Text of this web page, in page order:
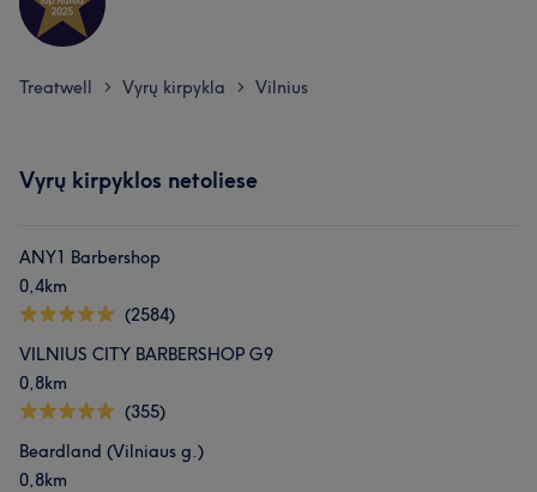
Treatwell > Vyrų kirpykla > Vilnius
Vyrų kirpyklos netoliese
ANY1 Barbershop
0,4km
(2584)
VILNIUS CITY BARBERSHOP G9
0,8km
(355)
Beardland (Vilniaus g.)
0,8km